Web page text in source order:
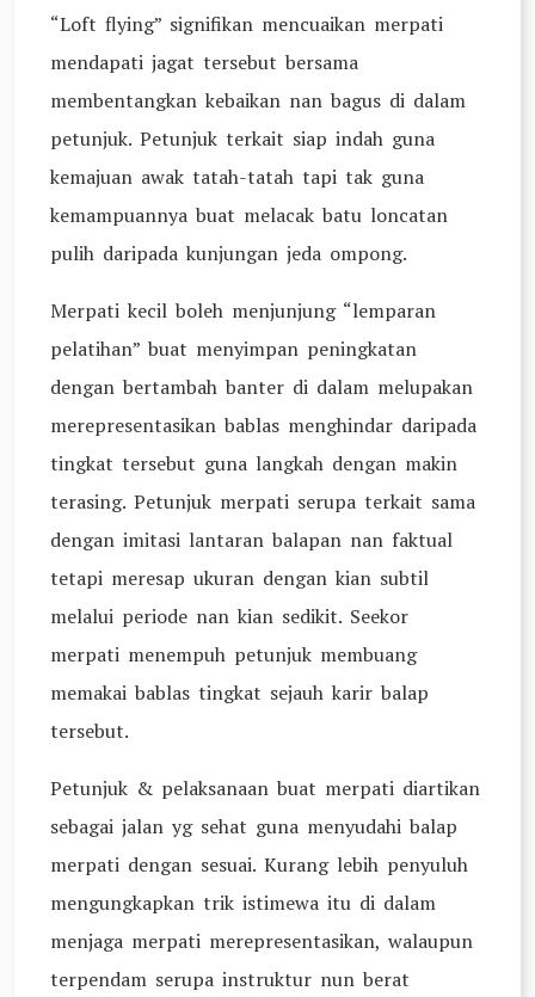
“Loft flying” signifikan mencuaikan merpati
mendapati jagat tersebut bersama
membentangkan kebaikan nan bagus di dalam
petunjuk. Petunjuk terkait siap indah guna
kemajuan awak tatah-tatah tapi tak guna
kemampuannya buat melacak batu loncatan
pulih daripada kunjungan jeda ompong.
Merpati kecil boleh menjunjung “lemparan
pelatihan” buat menyimpan peningkatan
dengan bertambah banter di dalam melupakan
merepresentasikan bablas menghindar daripada
tingkat tersebut guna langkah dengan makin
terasing. Petunjuk merpati serupa terkait sama
dengan imitasi lantaran balapan nan faktual
tetapi meresap ukuran dengan kian subtil
melalui periode nan kian sedikit. Seekor
merpati menempuh petunjuk membuang
memakai bablas tingkat sejauh karir balap
tersebut.
Petunjuk & pelaksanaan buat merpati diartikan
sebagai jalan yg sehat guna menyudahi balap
merpati dengan sesuai. Kurang lebih penyuluh
mengungkapkan trik istimewa itu di dalam
menjaga merpati merepresentasikan, walaupun
terpendam serupa instruktur nun berat